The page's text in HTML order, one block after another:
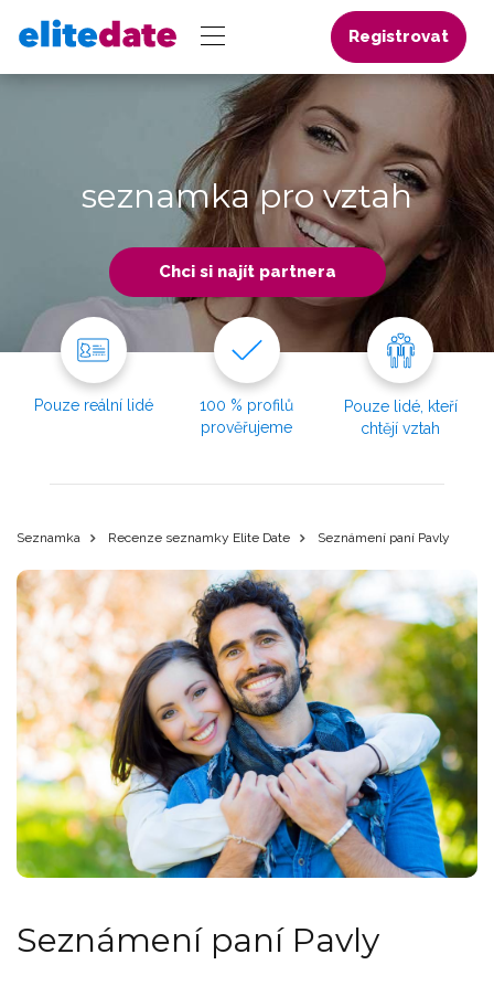
Registrovat
seznamka pro vztah
Chci si najít partnera
Pouze reální lidé
100 % profilů
prověřujeme
Pouze lidé, kteří
chtějí vztah
Seznamka Recenze seznamky Elite Date Seznámení paní Pavly
Seznámení paní Pavly